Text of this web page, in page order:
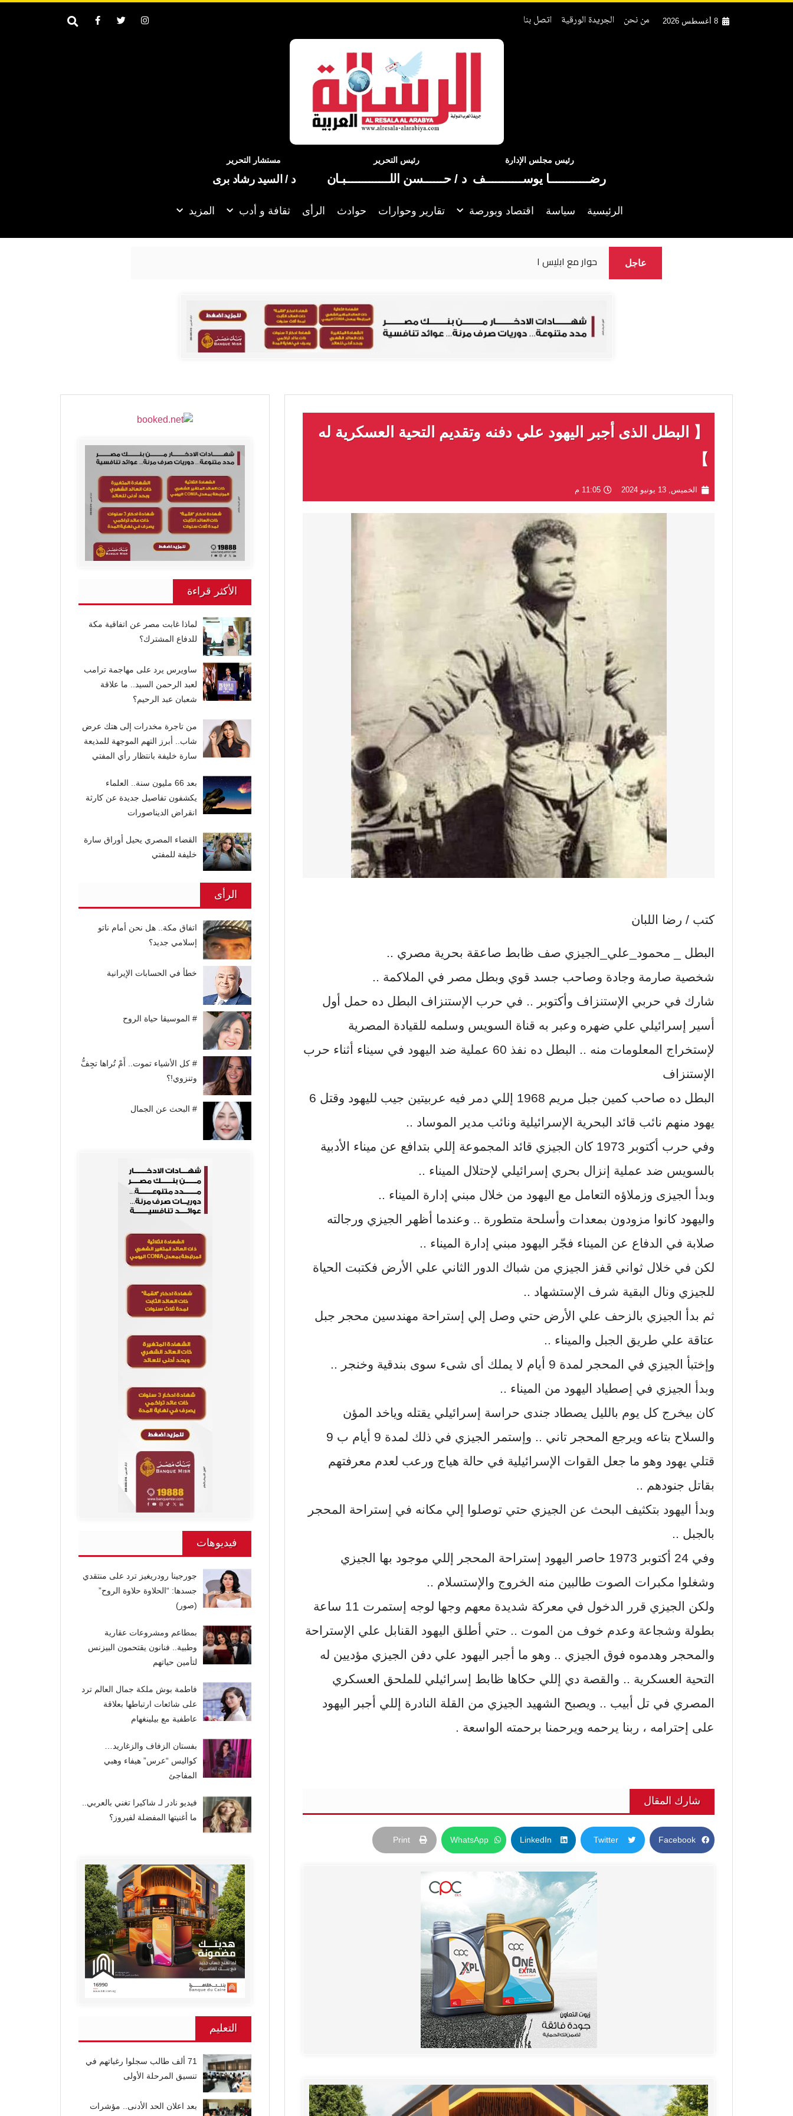
8 أغسطس 2026 من نحن الجريدة الورقية اتصل بنا
رئيس مجلس الإدارة
رضــــــــــــا يوســـــــــــف
رئيس التحرير
د / حــــــسن اللـــــــــــــبـان
مستشار التحرير
د / السيد رشاد برى
الرئيسية سياسة اقتصاد وبورصة تقارير وحوارات حوادث الرأى ثقافة و أدب المزيد
عاجل
【 البطل الذى أجبر اليهود علي دفنه وتقديم التحية العسكرية له
】
الخميس, 13 يونيو 2024 11:05 م
كتب / رضا اللبان
البطل _ محمود_علي_الجيزي صف ظابط صاعقة بحرية مصري ..
شخصية صارمة وجادة وصاحب جسد قوي وبطل مصر في الملاكمة ..
شارك في حربي الإستنزاف وأكتوبر .. في حرب الإستنزاف البطل ده حمل أول
أسير إسرائيلي علي ضهره وعبر به قناة السويس وسلمه للقيادة المصرية
لإستخراج المعلومات منه .. البطل ده نفذ 60 عملية ضد اليهود في سيناء أثناء حرب
الإستنزاف
البطل ده صاحب كمين جبل مريم 1968 إللي دمر فيه عربيتين جيب لليهود وقتل 6
يهود منهم نائب قائد البحرية الإسرائيلية ونائب مدير الموساد ..
وفي حرب أكتوبر 1973 كان الجيزي قائد المجموعة إللي بتدافع عن ميناء الأدبية
بالسويس ضد عملية إنزال بحري إسرائيلي لإحتلال الميناء ..
وبدأ الجيزى وزملاؤه التعامل مع اليهود من خلال مبني إدارة الميناء ..
واليهود كانوا مزودون بمعدات وأسلحة متطورة .. وعندما أظهر الجيزي ورجالته
صلابة في الدفاع عن الميناء فجّر اليهود مبني إدارة الميناء ..
لكن في خلال ثواني قفز الجيزي من شباك الدور الثاني علي الأرض فكتبت الحياة
للجيزي ونال البقية شرف الإستشهاد ..
ثم بدأ الجيزي بالزحف علي الأرض حتي وصل إلي إستراحة مهندسين محجر جبل
عتاقة علي طريق الجبل والميناء ..
وإختبأ الجيزي في المحجر لمدة 9 أيام لا يملك أى شىء سوى بندقية وخنجر ..
وبدأ الجيزي في إصطياد اليهود من الميناء ..
كان بيخرج كل يوم بالليل يصطاد جندى حراسة إسرائيلي يقتله وياخد المؤن
والسلاح بتاعه ويرجع المحجر تاني .. وإستمر الجيزي في ذلك لمدة 9 أيام ب 9
قتلي يهود وهو ما جعل القوات الإسرائيلية في حالة هياج ورعب لعدم معرفتهم
بقاتل جنودهم ..
وبدأ اليهود بتكثيف البحث عن الجيزي حتي توصلوا إلي مكانه في إستراحة المحجر
بالجبل ..
وفي 24 أكتوبر 1973 حاصر اليهود إستراحة المحجر إللي موجود بها الجيزي
وشغلوا مكبرات الصوت طالبين منه الخروج والإستسلام ..
ولكن الجيزي قرر الدخول في معركة شديدة معهم وجها لوجه إستمرت 11 ساعة
بطولة وشجاعة وعدم خوف من الموت .. حتي أطلق اليهود القنابل علي الإستراحة
والمحجر وهدموه فوق الجيزي .. وهو ما أجبر اليهود علي دفن الجيزي مؤديين له
التحية العسكرية .. والقصة دي إللي حكاها ظابط إسرائيلي للملحق العسكري
المصري في تل أبيب .. ويصبح الشهيد الجيزي من القلة النادرة إللي أجبر اليهود
على إحترامه ، ربنا يرحمه ويرحمنا برحمته الواسعة .
شارك المقال
Facebook
Twitter
LinkedIn
WhatsApp
Print
الأكثر قراءة
لماذا غابت مصر عن اتفاقية مكة
للدفاع المشترك؟
ساويرس يرد على مهاجمة ترامب
لعبد الرحمن السيد.. ما علاقة
شعبان عبد الرحيم؟
من تاجرة مخدرات إلى هتك عرض
شاب.. أبرز التهم الموجهة للمذيعة
سارة خليفة بانتظار رأي المفتي
بعد 66 مليون سنة.. العلماء
يكشفون تفاصيل جديدة عن كارثة
انقراض الديناصورات
القضاء المصري يحيل أوراق سارة
خليفة للمفتي
الرأى
اتفاق مكة.. هل نحن أمام ناتو
إسلامي جديد؟
خطأ في الحسابات الإيرانية
# الموسيقا حياة الروح
# كل الأشياء تموت.. أَمْ تُراها تجِفُّ
وتنزوي!؟
# البحث عن الجمال
فيديوهات
جورجينا رودريغيز ترد على منتقدي
جسدها: “الحلاوة حلاوة الروح”
(صور)
بمطاعم ومشروعات عقارية
وطبية.. فنانون يقتحمون البيزنس
لتأمين حياتهم
فاطمة بوش ملكة جمال العالم ترد
على شائعات ارتباطها بعلاقة
عاطفية مع بيلينغهام
بفستان الزفاف والزغاريد…
كواليس “عرس” هيفاء وهبي
المفاجئ
فيديو نادر لـ شاكيرا تغني بالعربي..
ما أغنيتها المفضلة لفيروز؟
التعليم
71 ألف طالب سجلوا رغباتهم في
تنسيق المرحلة الأولى
بعد اعلان الحد الأدنى.. مؤشرات